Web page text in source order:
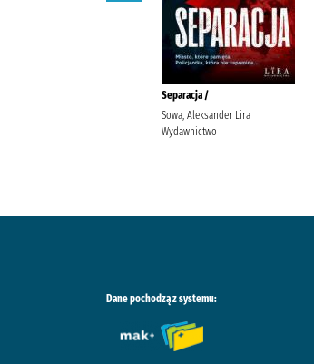
Separacja /
Sowa, Aleksander Lira
Wydawnictwo
Dane pochodzą z systemu: